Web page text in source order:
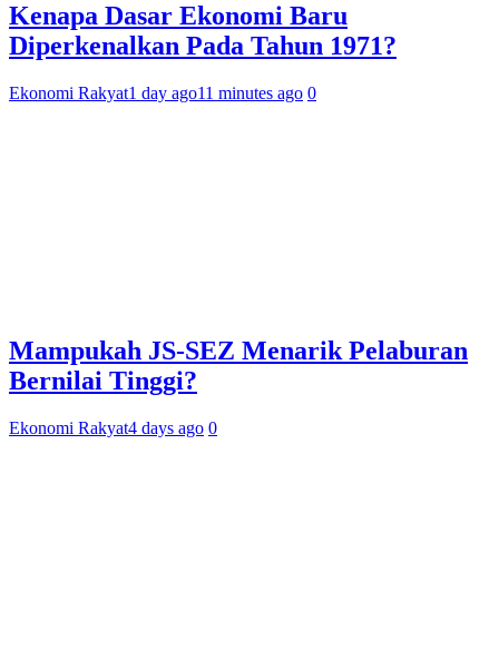
Kenapa Dasar Ekonomi Baru
Diperkenalkan Pada Tahun 1971?
Ekonomi Rakyat1 day ago11 minutes ago 0
Mampukah JS-SEZ Menarik Pelaburan
Bernilai Tinggi?
Ekonomi Rakyat4 days ago 0